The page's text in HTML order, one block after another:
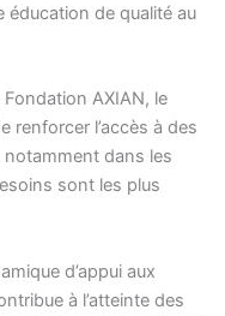
éducation de qualité au
Fondation AXIAN, le
renforcer l’accès à des
dans les
sont les plus
d’appui aux
à l’atteinte des